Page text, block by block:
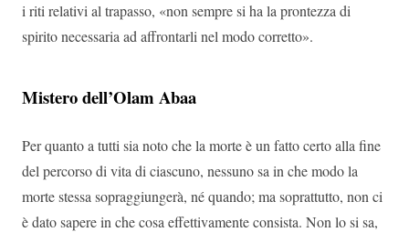
i riti relativi al trapasso, «non sempre si ha la prontezza di
spirito necessaria ad affrontarli nel modo corretto».
Mistero dell’Olam Abaa
Per quanto a tutti sia noto che la morte è un fatto certo alla fine
del percorso di vita di ciascuno, nessuno sa in che modo la
morte stessa sopraggiungerà, né quando; ma soprattutto, non ci
è dato sapere in che cosa effettivamente consista. Non lo si sa,